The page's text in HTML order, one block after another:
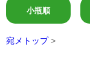
小瓶順
宛メトップ >